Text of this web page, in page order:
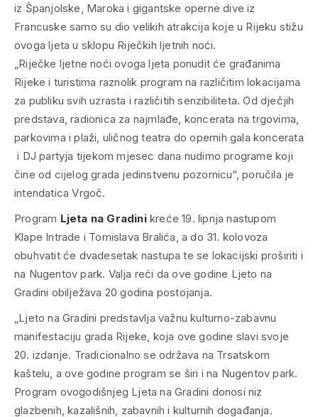
iz Španjolske, Maroka i gigantske operne dive iz
Francuske samo su dio velikih atrakcija koje u Rijeku stižu
ovoga ljeta u sklopu Riječkih ljetnih noći.
„Riječke ljetne noći ovoga ljeta ponudit će građanima
Rijeke i turistima raznolik program na različitim lokacijama
za publiku svih uzrasta i različitih senzibiliteta. Od dječjih
predstava, radionica za najmlađe, koncerata na trgovima,
parkovima i plaži, uličnog teatra do opernih gala koncerata
i DJ partyja tijekom mjesec dana nudimo programe koji
čine od cijelog grada jedinstvenu pozornicu“, poručila je
intendatica Vrgoč.
Program Ljeta na Gradinikreće 19. lipnja nastupom
Klape Intrade i Tomislava Bralića, a do 31. kolovoza
obuhvatit će dvadesetak nastupa te se lokacijski proširiti i
na Nugentov park. Valja reći da ove godine Ljeto na
Gradini obilježava 20 godina postojanja.
„Ljeto na Gradini predstavlja važnu kulturno-zabavnu
manifestaciju grada Rijeke, koja ove godine slavi svoje
20. izdanje. Tradicionalno se održava na Trsatskom
kaštelu, a ove godine program se širi i na Nugentov park.
Program ovogodišnjeg Ljeta na Gradini donosi niz
glazbenih, kazališnih, zabavnih i kulturnih događanja.